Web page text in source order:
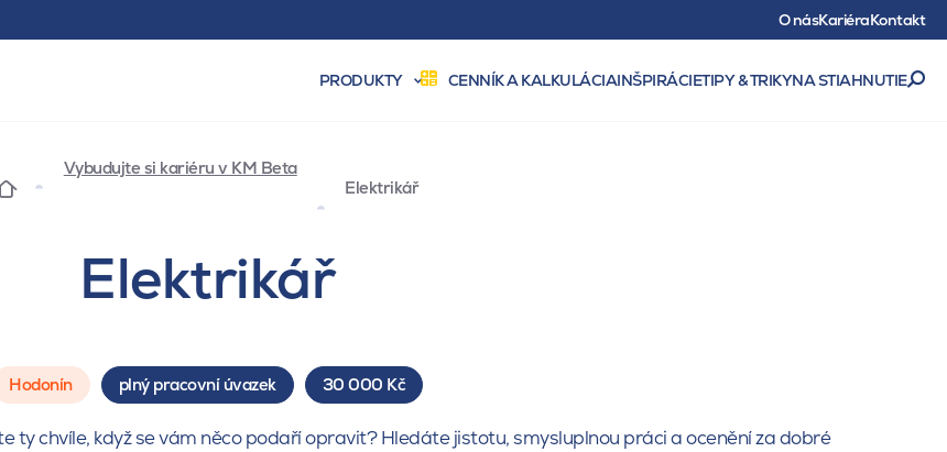
O násKariéraKontakt
PRODUKTY CENNÍK A KALKULÁCIAINŠPIRÁCIETIPY & TRIKYNA STIAHNUTIE
Vybudujte si kariéru v KM Beta
Elektrikář
Elektrikář
Hodonín plný pracovní úvazek 30 000 Kč
ty chvíle, když se vám něco podaří opravit? Hledáte jistotu, smysluplnou práci a ocenění za dobré